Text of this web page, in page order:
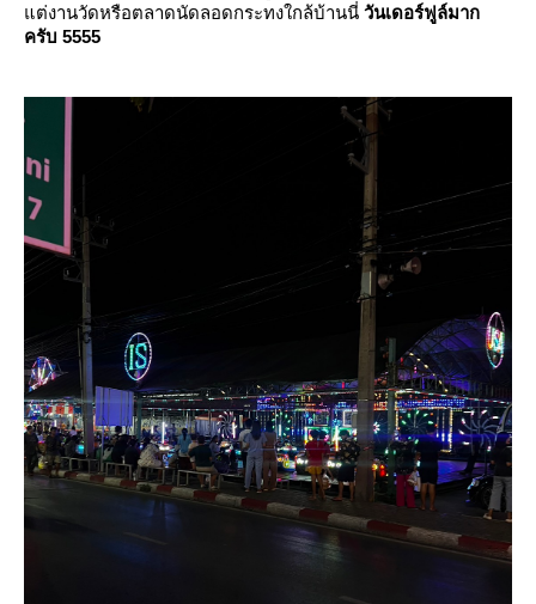
ต่งานวัดหรือตลาดนัดลอดกระทงใกล้บ้านนี่ วันเดอร์ฟูล์มาก
ครับ 5555